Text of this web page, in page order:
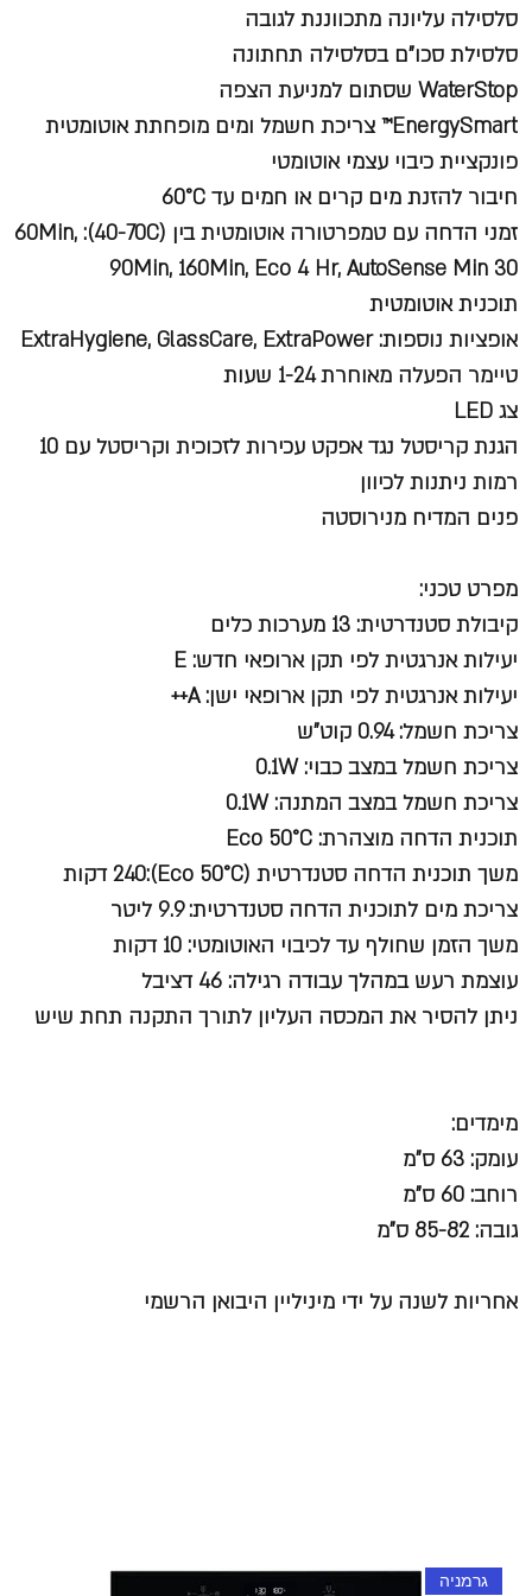
סלסילה עליונה מתכווננת לגובה
סלסילת סכו"ם בסלסילה תחתונה
WaterStop שסתום למניעת הצפה
EnergySmart™ צריכת חשמל ומים מופחתת אוטומטית
פונקציית כיבוי עצמי אוטומטי
חיבור להזנת מים קרים או חמים עד 60°C
זמני הדחה עם טמפרטורה אוטומטית בין (40-70C): 60Min,
90Min, 160Min, Eco 4 Hr, AutoSense Min 30
תוכנית אוטומטית
אופציות נוספות: ExtraHygiene, GlassCare, ExtraPower
טיימר הפעלה מאוחרת 1-24 שעות
צג LED
הגנת קריסטל נגד אפקט עכירות לזכוכית וקריסטל עם 10
רמות ניתנות לכיוון
פנים המדיח מנירוסטה
מפרט טכני:
קיבולת סטנדרטית: 13 מערכות כלים
יעילות אנרגטית לפי תקן ארופאי חדש: E
יעילות אנרגטית לפי תקן ארופאי ישן: A++
צריכת חשמל: 0.94 קוט"ש
צריכת חשמל במצב כבוי: 0.1W
צריכת חשמל במצב המתנה: 0.1W
תוכנית הדחה מוצהרת: Eco 50°C
משך תוכנית הדחה סטנדרטית (Eco 50°C):240 דקות
צריכת מים לתוכנית הדחה סטנדרטית: 9.9 ליטר
משך הזמן שחולף עד לכיבוי האוטומטי: 10 דקות
עוצמת רעש במהלך עבודה רגילה: 46 דציבל
ניתן להסיר את המכסה העליון לתורך התקנה תחת שיש
מימדים:
עומק: 63 ס"מ
רוחב: 60 ס"מ
גובה: 85-82 ס"מ
אחריות לשנה על ידי מיניליין היבואן הרשמי
גרמניה